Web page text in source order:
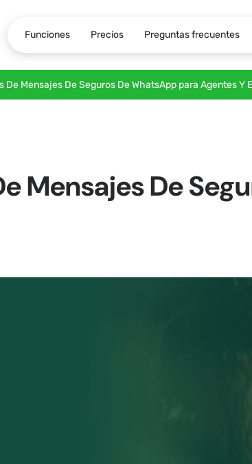
Funciones Precios Preguntas frecuentes
De Mensajes De Seguros De WhatsApp para Agentes Y
Mensajes De